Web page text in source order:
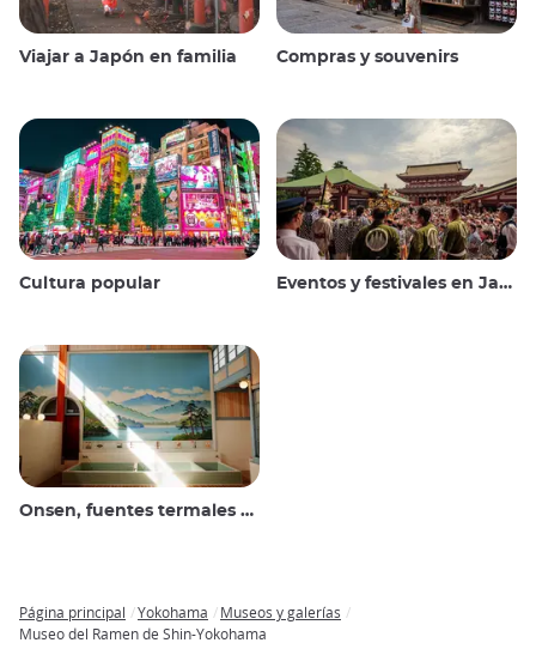
Viajar a Japón en familia Compras y souvenirs
Cultura popular Eventos y festivales en Japón
Onsen, fuentes termales y baños públicos
Breadcrumb
Página principal Yokohama
Museos y galerías
Museo del Ramen de Shin-Yokohama